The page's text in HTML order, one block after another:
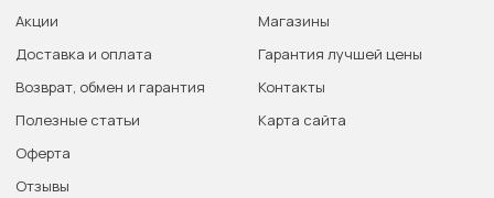
Акции
Доставка и оплата
Возврат, обмен и гарантия
Полезные статьи
Оферта
Отзывы
Магазины
Гарантия лучшей цены
Контакты
Карта сайта